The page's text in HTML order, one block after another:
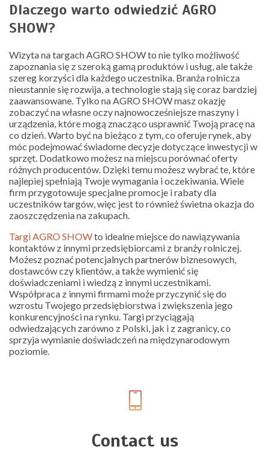
Dlaczego warto odwiedzić AGRO
SHOW?
Wizyta na targach AGRO SHOW to nie tylko możliwość
zapoznania się z szeroką gamą produktów i usług, ale także
szereg korzyści dla każdego uczestnika. Branża rolnicza
nieustannie się rozwija, a technologie stają się coraz bardziej
zaawansowane. Tylko na AGRO SHOW masz okazję
zobaczyć na własne oczy najnowocześniejsze maszyny i
urządzenia, które mogą znacząco usprawnić Twoją pracę na
co dzień. Warto być na bieżąco z tym, co oferuje rynek, aby
móc podejmować świadome decyzje dotyczące inwestycji w
sprzęt. Dodatkowo możesz na miejscu porównać oferty
różnych producentów. Dzięki temu możesz wybrać te, które
najlepiej spełniają Twoje wymagania i oczekiwania. Wiele
firm przygotowuje specjalne promocje i rabaty dla
uczestników targów, więc jest to również świetna okazja do
zaoszczędzenia na zakupach.
Targi AGRO SHOWto idealne miejsce do nawiązywania
kontaktów z innymi przedsiębiorcami z branży rolniczej.
Możesz poznać potencjalnych partnerów biznesowych,
dostawców czy klientów, a także wymienić się
doświadczeniami i wiedzą z innymi uczestnikami.
Współpraca z innymi firmami może przyczynić się do
wzrostu Twojego przedsiębiorstwa i zwiększenia jego
konkurencyjności na rynku. Targi przyciągają
odwiedzających zarówno z Polski, jak i z zagranicy, co
sprzyja wymianie doświadczeń na międzynarodowym
poziomie.
Contact us